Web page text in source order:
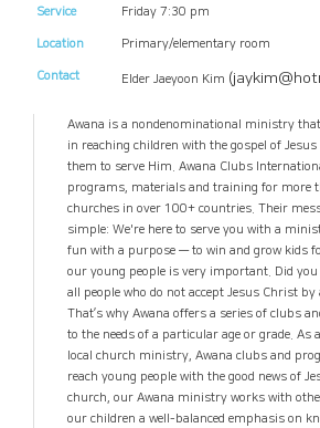
Service Friday 7:30 pm
Location Primary/elementary room
Contact Elder Jaeyoon Kim
Awana is a nondenominational ministry
in reaching children with the gospel of
them to serve Him. Awana Clubs
programs, materials and training for more
churches in over 100+ countries. Their
simple: We're here to serve you with a
fun with a purpose — to win and grow kids
our young people is very important. Did
all people who do not accept Jesus Christ by
That’s why Awana offers a series of clubs
to the needs of a particular age or grade. As
local church ministry, Awana clubs and
reach young people with the good news of
church, our Awana ministry works with
our children a well-balanced emphasis on